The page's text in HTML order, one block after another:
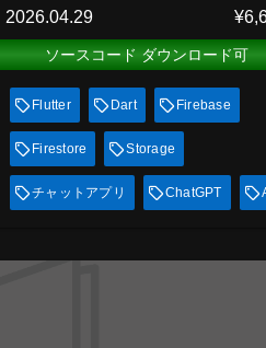
2026.04.29
ソースコード ダウンロード可
Flutter Dart Firebase
Firestore Storage
チャットアプリ ChatGPT